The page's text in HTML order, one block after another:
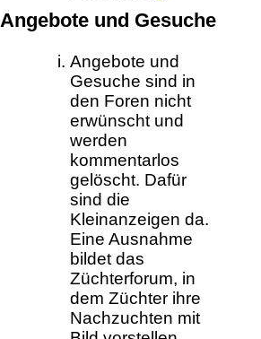
Angebote und Gesuche
Angebote und
Gesuche sind in
den Foren nicht
erwünscht und
werden
kommentarlos
gelöscht. Dafür
sind die
Kleinanzeigen da.
Eine Ausnahme
bildet das
Züchterforum, in
dem Züchter ihre
Nachzuchten mit